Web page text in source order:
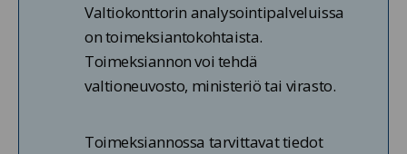
Valtiokonttorin analysointipalveluissa
on toimeksiantokohtaista.
Toimeksiannon voi tehdä
valtioneuvosto, ministeriö tai virasto.
Toimeksiannossa tarvittavat tiedot